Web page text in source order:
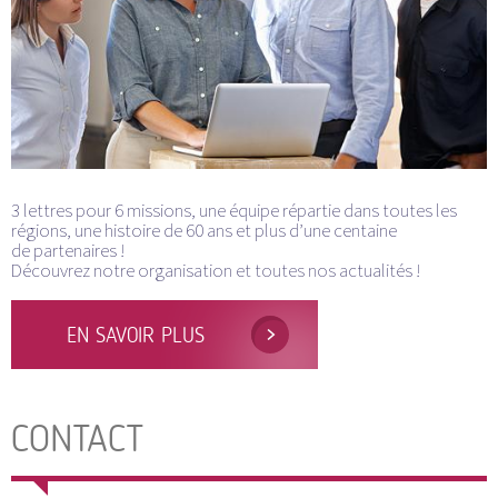
3 lettres pour 6 missions, une équipe répartie dans toutes les
régions, une histoire de 60 ans et plus d’une centaine
de partenaires !
Découvrez notre organisation et toutes nos actualités !
EN SAVOIR PLUS
CONTACT